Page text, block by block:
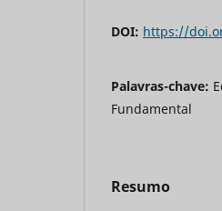
DOI: https://
Palavras-chave:
Fundamental
Resumo